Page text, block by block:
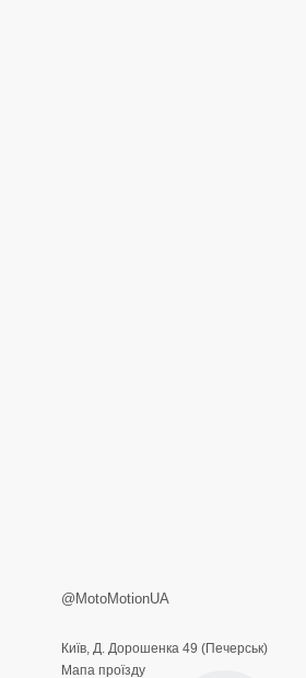
@MotoMotionUA
Київ, Д. Дорошенка 49 (Печерськ)
Мапа проїзду